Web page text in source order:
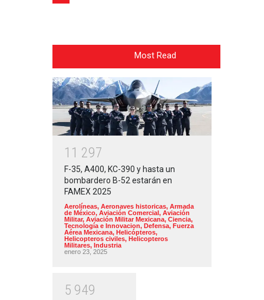
Most Read
1 1 297
F-35, A400, KC-390 y hasta un
bombardero B-52 estarán en
FAMEX 2025
Aerolíneas, Aeronaves historicas, Armada
de México, Aviación Comercial, Aviación
Militar, Aviación Militar Mexicana, Ciencia,
Tecnología e Innovacion, Defensa, Fuerza
Aérea Mexicana, Helicópteros,
Helicopteros civiles, Helicopteros
Militares, Industria
enero 23, 2025
5 949